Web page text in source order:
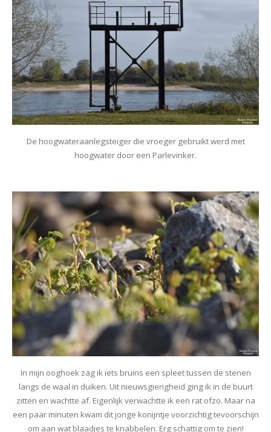
De hoogwateraanlegsteiger die vroeger gebruikt werd met
hoogwater door een Parlevinker.
In mijn ooghoek zag ik iets bruins een spleet tussen de stenen
langs de waal in duiken. Uit nieuwsgierigheid ging ik in de buurt
zitten en wachtte af. Eigenlijk verwachtte ik een rat ofzo. Maar na
een paar minuten kwam dit jonge konijntje voorzichtig tevoorschijn
om aan wat blaadjes te knabbelen. Erg schattig om te zien!